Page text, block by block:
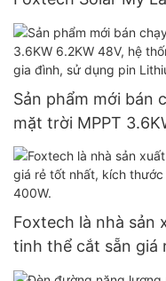
6kW 48V 120/240V
trời độc lập
Sản phẩm mới bán
mặt trời MPPT
độc lập, lai ghép,
Lithium.
Foxtech là nhà sản
tinh thể cắt sẵn
182mm, công suất